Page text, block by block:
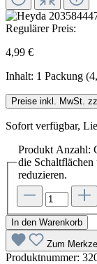
Regulärer Preis:
4,99 €
Inhalt: 1 Packung
Preise inkl. MwSt.
Sofort verfügbar,
Produkt Anzahl:
die
reduzieren.
In den Warenkorb
Zum
Produktnummer: